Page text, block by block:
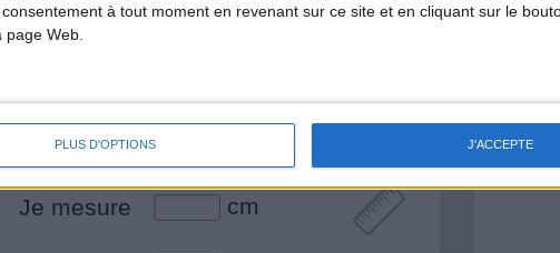
à tout moment en revenant sur ce site et en cliquant sur le
Web.
PLUS D'OPTIONS J'ACCEPTE
Je suis
un homme
Je mesure cm